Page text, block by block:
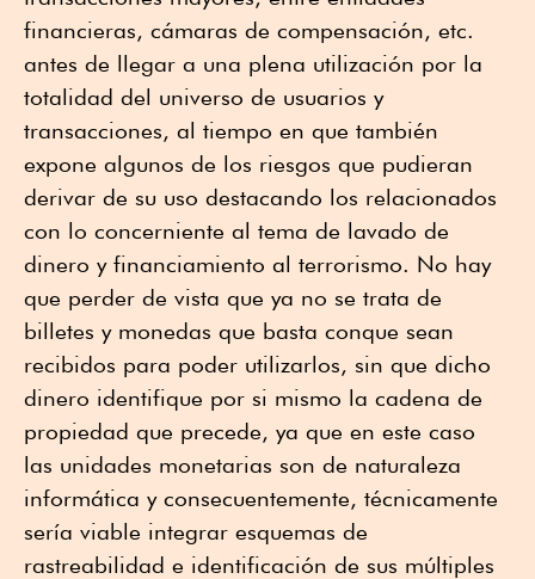
financieras, cámaras de compensación, etc.
antes de llegar a una plena utilización por la
totalidad del universo de usuarios y
transacciones, al tiempo en que también
expone algunos de los riesgos que pudieran
derivar de su uso destacando los relacionados
con lo concerniente al tema de lavado de
dinero y financiamiento al terrorismo. No hay
que perder de vista que ya no se trata de
billetes y monedas que basta conque sean
recibidos para poder utilizarlos, sin que dicho
dinero identifique por si mismo la cadena de
propiedad que precede, ya que en este caso
las unidades monetarias son de naturaleza
informática y consecuentemente, técnicamente
sería viable integrar esquemas de
rastreabilidad e identificación de sus múltiples